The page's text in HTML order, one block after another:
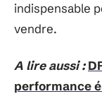
indispensable
vendre.
A lire aussi :
performance